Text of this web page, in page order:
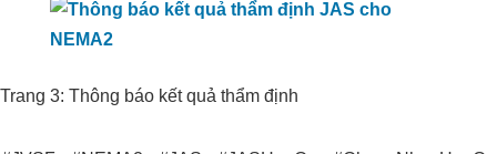
Trang 3: Thông báo kết quả thẩm định